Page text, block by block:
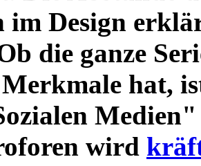
im Design
die ganze
hat,
Medien"
wird